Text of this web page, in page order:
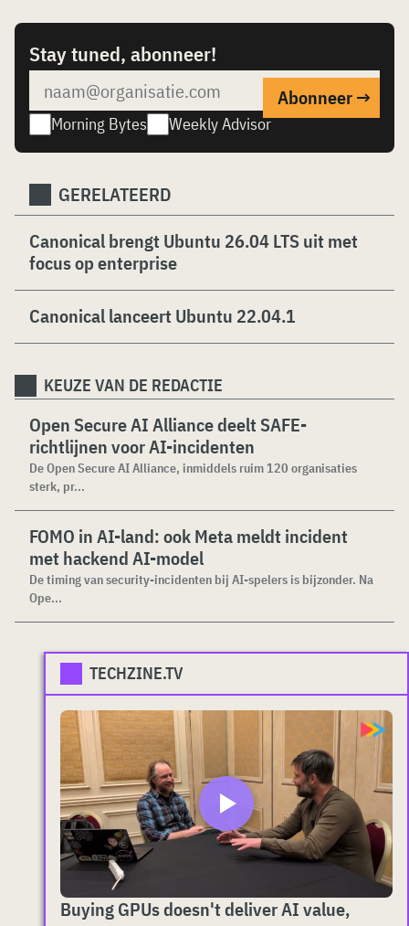
Stay tuned, abonneer!
Morning Bytes Weekly Advisor
GERELATEERD
Canonical brengt Ubuntu 26.04 LTS uit met
focus op enterprise
Canonical lanceert Ubuntu 22.04.1
KEUZE VAN DE REDACTIE
Open Secure AI Alliance deelt SAFE-
richtlijnen voor AI-incidenten
De Open Secure AI Alliance, inmiddels ruim 120 organisaties
sterk, pr...
FOMO in AI-land: ook Meta meldt incident
met hackend AI-model
De timing van security-incidenten bij AI-spelers is bijzonder. Na
Ope...
TECHZINE.TV
Buying GPUs doesn't deliver AI value,